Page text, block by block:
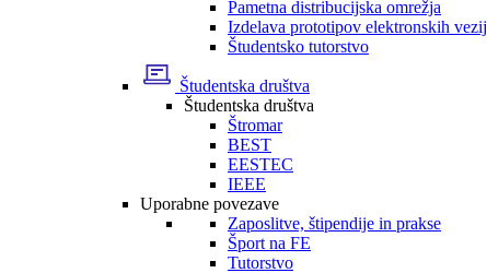
Pametna distribucijska omrežja
Izdelava prototipov elektronskih vezij
Študentsko tutorstvo
Študentska društva
Študentska društva
Štromar
BEST
EESTEC
IEEE
Uporabne povezave
Zaposlitve, štipendije in prakse
Šport na FE
Tutorstvo